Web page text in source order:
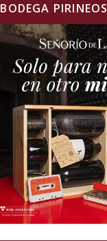
BODEGA PIRINEOS